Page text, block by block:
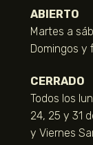
ABIERTO
Martes a
Domingos y
CERRADO
Todos los
24, 25 y 31
y Viernes